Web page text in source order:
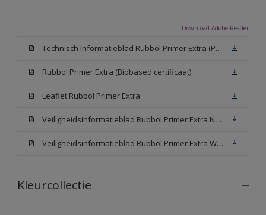
Download Adobe Reader
Technisch Informatieblad Rubbol Primer Extra (PDF)
Rubbol Primer Extra (Biobased certificaat)
Leaflet Rubbol Primer Extra
Veiligheidsinformatieblad Rubbol Primer Extra N00 (MSDS)
Veiligheidsinformatieblad Rubbol Primer Extra White W05 (MSDS)
Kleurcollectie